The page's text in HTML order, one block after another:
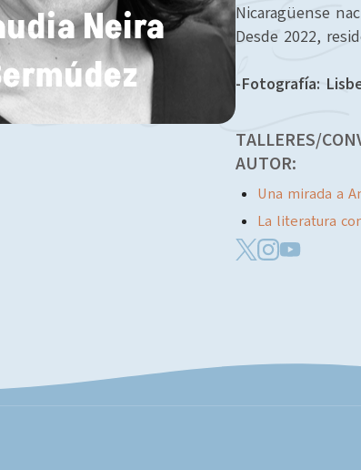
Neira
Nicaragüense
Desde 2022,
-Fotografía:
TALLERES/
AUTOR:
Una mirada a
La literatura